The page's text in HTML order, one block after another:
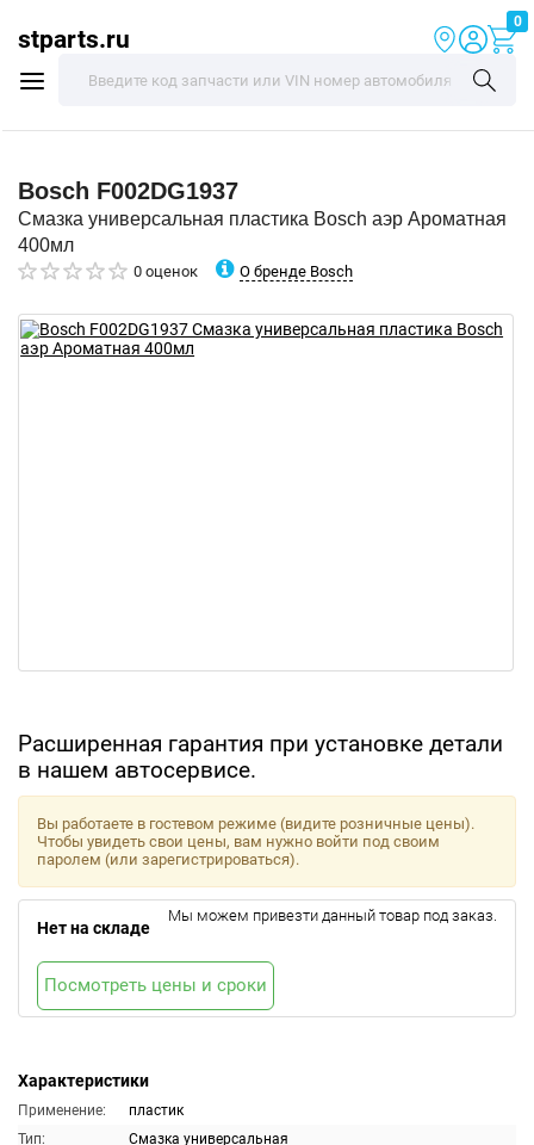
stparts.ru
0
Bosch F002DG1937
Смазка универсальная пластика Bosch аэр Ароматная
400мл
0 оценок О бренде Bosch
Расширенная гарантия при установке детали
в нашем автосервисе.
Характеристики
Применение:
пластик
Тип:
Смазка универсальная
Вы работаете в гостевом режиме (видите розничные цены).
Чтобы увидеть свои цены, вам нужно войти под своим
паролем (или зарегистрироваться).
Нет на складе
Мы можем привезти данный товар под заказ.
Посмотреть цены и сроки